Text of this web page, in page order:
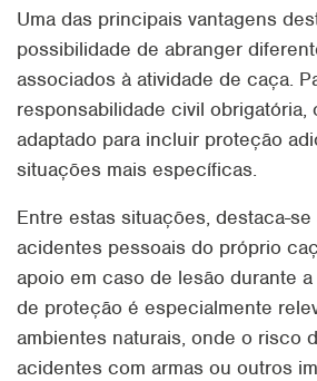
Uma das principais vantagens
possibilidade de abranger
associados à atividade de caça.
responsabilidade civil
adaptado para incluir proteção
situações mais específicas.
Entre estas situações, destaca-
acidentes pessoais do próprio
apoio em caso de lesão durante
de proteção é especialmente
ambientes naturais, onde o risco
acidentes com armas ou outros